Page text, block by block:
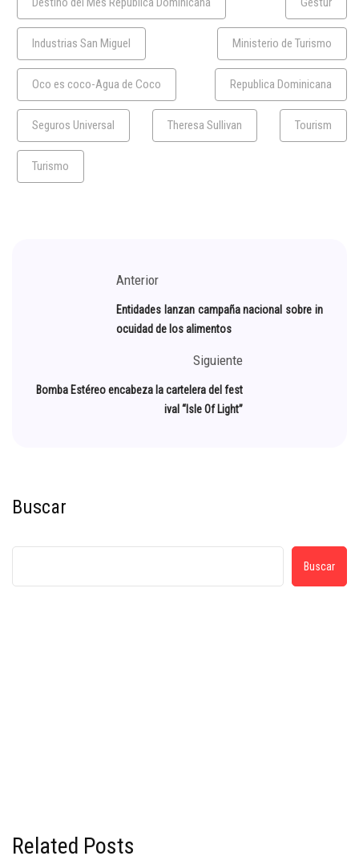
Industrias San Miguel Ministerio de Turismo
Oco es coco-Agua de Coco Republica Dominicana
Seguros Universal Theresa Sullivan Tourism
Turismo
Anterior
Entidades lanzan campaña nacional sobre in
ocuidad de los alimentos
Siguiente
Bomba Estéreo encabeza la cartelera del fest
ival “Isle Of Light”
Buscar
Buscar
Related Posts